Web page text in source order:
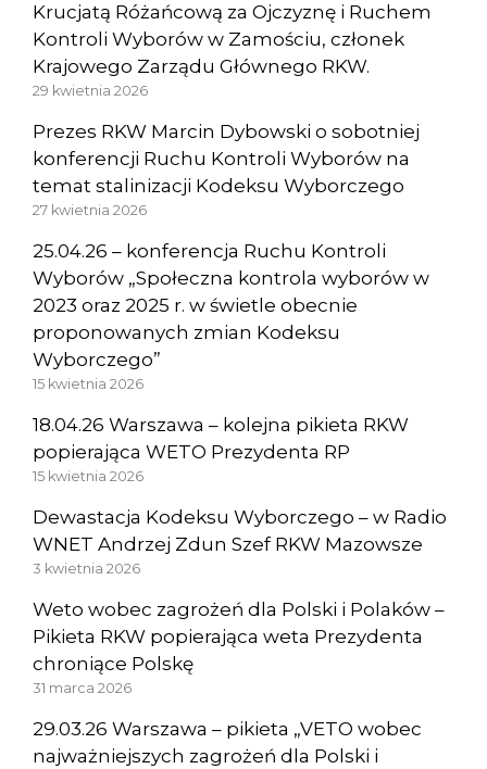
Krucjatą Różańcową za Ojczyznę i Ruchem
Kontroli Wyborów w Zamościu, członek
Krajowego Zarządu Głównego RKW.
29 kwietnia 2026
Prezes RKW Marcin Dybowski o sobotniej
konferencji Ruchu Kontroli Wyborów na
temat stalinizacji Kodeksu Wyborczego
27 kwietnia 2026
25.04.26 – konferencja Ruchu Kontroli
Wyborów „Społeczna kontrola wyborów w
2023 oraz 2025 r. w świetle obecnie
proponowanych zmian Kodeksu
Wyborczego”
15 kwietnia 2026
18.04.26 Warszawa – kolejna pikieta RKW
popierająca WETO Prezydenta RP
15 kwietnia 2026
Dewastacja Kodeksu Wyborczego – w Radio
WNET Andrzej Zdun Szef RKW Mazowsze
3 kwietnia 2026
Weto wobec zagrożeń dla Polski i Polaków –
Pikieta RKW popierająca weta Prezydenta
chroniące Polskę
31 marca 2026
29.03.26 Warszawa – pikieta „VETO wobec
najważniejszych zagrożeń dla Polski i